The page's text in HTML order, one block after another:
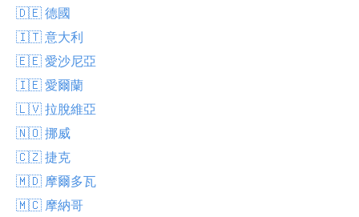
🇩🇪 德國
🇮🇹 意大利
🇪🇪 愛沙尼亞
🇮🇪 愛爾蘭
🇱🇻 拉脫維亞
🇳🇴 挪威
🇨🇿 捷克
🇲🇩 摩爾多瓦
🇲🇨 摩納哥